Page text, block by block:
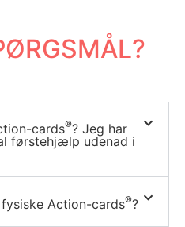
cards®? Jeg har
førstehjælp udenad i
Action-cards®?